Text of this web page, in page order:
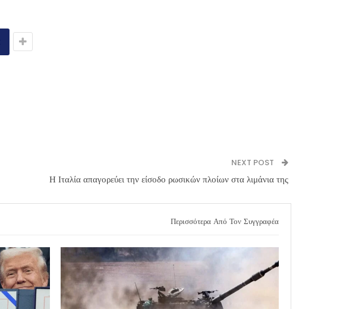
NEXT POST
Η Ιταλία απαγορεύει την είσοδο ρωσικών πλοίων στα λιμάνια της
Περισσότερα Από Τον Συγγραφέα